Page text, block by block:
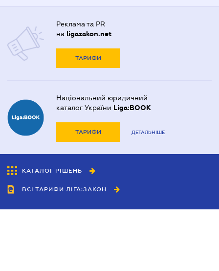
Реклама та PR
на ligazakon.net
ТАРИФИ
Національний юридичний
каталог України Liga:BOOK
ТАРИФИ ДЕТАЛЬНІШЕ
КАТАЛОГ РІШЕНЬ
ВСІ ТАРИФИ ЛІГА:ЗАКОН